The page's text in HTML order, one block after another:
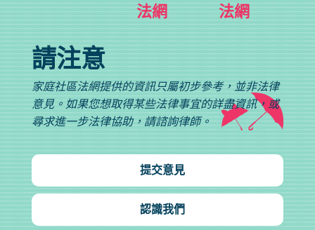
法網
法網
請注意
家庭社區法網提供的資訊只屬初步參考，並非法律
意見。如果您想取得某些法律事宜的詳盡資訊，或
尋求進一步法律協助，請諮詢律師。
提交意見
認識我們